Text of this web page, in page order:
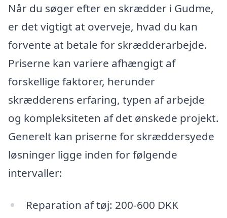
Når du søger efter en skrædder i Gudme,
er det vigtigt at overveje, hvad du kan
forvente at betale for skrædderarbejde.
Priserne kan variere afhængigt af
forskellige faktorer, herunder
skrædderens erfaring, typen af arbejde
og kompleksiteten af det ønskede projekt.
Generelt kan priserne for skræddersyede
løsninger ligge inden for følgende
intervaller:
Reparation af tøj: 200-600 DKK